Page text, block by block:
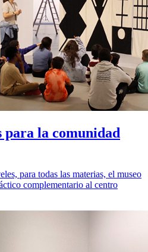
para la comunidad
para todas las materias, el museo
complementario al centro